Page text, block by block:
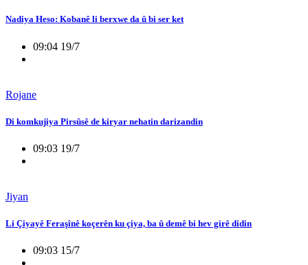
Nadiya Heso: Kobanê li berxwe da û bi ser ket
09:04 19/7
Rojane
Di komkujiya Pirsûsê de kiryar nehatin darizandin
09:03 19/7
Jiyan
Li Çiyayê Feraşînê koçerên ku çiya, ba û demê bi hev girê didin
09:03 15/7